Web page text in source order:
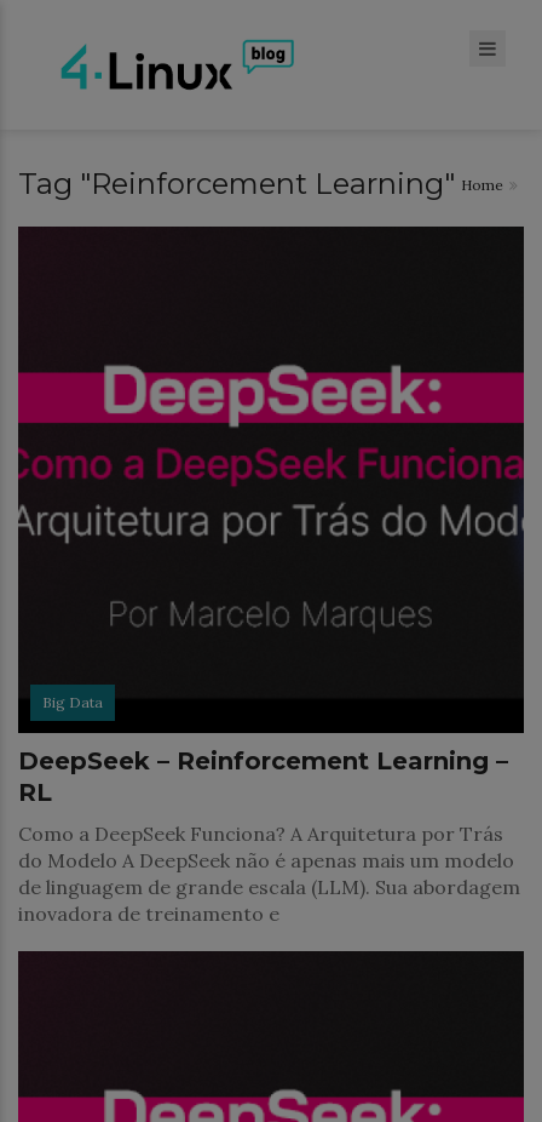
Tag "Reinforcement Learning" Home
Big Data
DeepSeek – Reinforcement Learning –
RL
Como a DeepSeek Funciona? A Arquitetura por Trás
do Modelo A DeepSeek não é apenas mais um modelo
de linguagem de grande escala (LLM). Sua abordagem
inovadora de treinamento e